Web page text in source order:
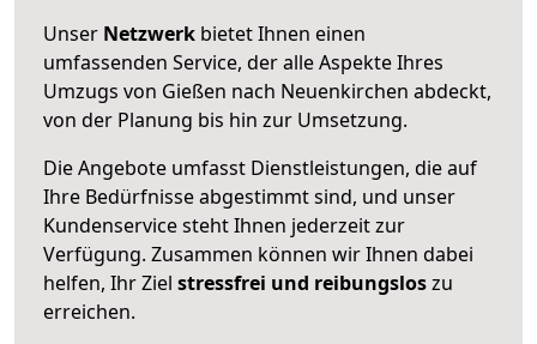
Unser Netzwerk bietet Ihnen einen
umfassenden Service, der alle Aspekte Ihres
Umzugs von Gießen nach Neuenkirchen abdeckt,
von der Planung bis hin zur Umsetzung.
Die Angebote umfasst Dienstleistungen, die auf
Ihre Bedürfnisse abgestimmt sind, und unser
Kundenservice steht Ihnen jederzeit zur
Verfügung. Zusammen können wir Ihnen dabei
helfen, Ihr Ziel stressfrei und reibungsloszu
erreichen.